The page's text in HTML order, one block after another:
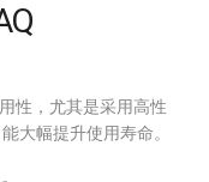
性，尤其是采用高性
大幅提升使用寿命。